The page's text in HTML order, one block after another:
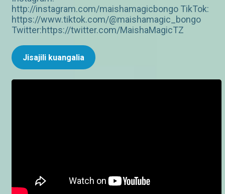
http://instagram.com/maishamagicbongo TikTok:
https://www.tiktok.com/@maishamagic_bongo
Twitter:https://twitter.com/MaishaMagicTZ
Jisajili kuangalia